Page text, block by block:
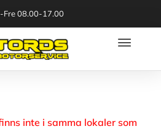
Fre 08.00-17.00
inte i samma lokaler som